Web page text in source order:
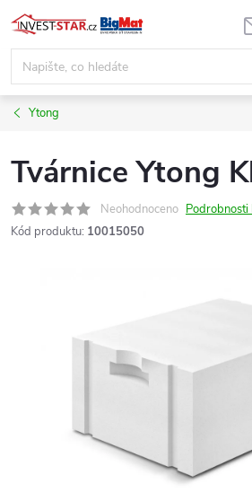
Přejít
na
obsah
Ytong
Tvárnice Ytong
Neohodnoceno Podrobnosti
Kód produktu: 10015050